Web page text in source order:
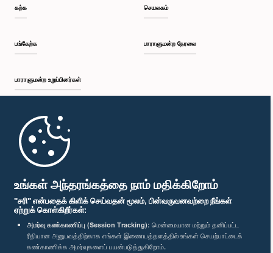
உங்கள் அந்தரங்கத்தை நாம் மதிக்கிறோம்
"சரி" என்பதைக் கிளிக் செய்வதன் மூலம், பின்வருவனவற்றை நீங்கள்
ஏற்றுக் கொள்கிறீர்கள்:
அமர்வு கண்காணிப்பு (Session Tracking): மென்மையான மற்றும் தனிப்பட்ட
ரீதியான அனுபவத்திற்காக எங்கள் இணையத்தளத்தில் உங்கள் செயற்பாட்டைக்
கண்காணிக்க அமர்வுகளைப் பயன்படுத்துகிறோம்.
கற்க
பங்கேற்க
பாராளுமன்ற உறுப்பினர்கள்
முதற்பக்கம்
செயலகம்
பாராளுமன்ற நேரலை
பாராளுமன்ற கையடக்க செயலி
எம்மை பின்தொடர்க :